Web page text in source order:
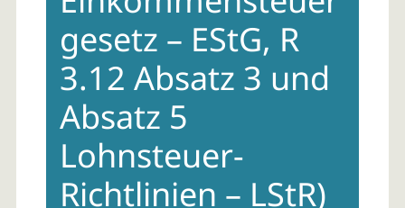
gesetz – EStG, R
3.12 Absatz 3 und
Absatz 5
Lohnsteuer-
Richtlinien – LStR)